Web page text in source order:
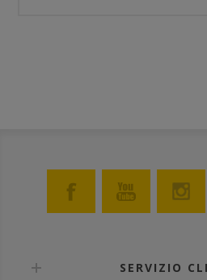
SERVIZIO